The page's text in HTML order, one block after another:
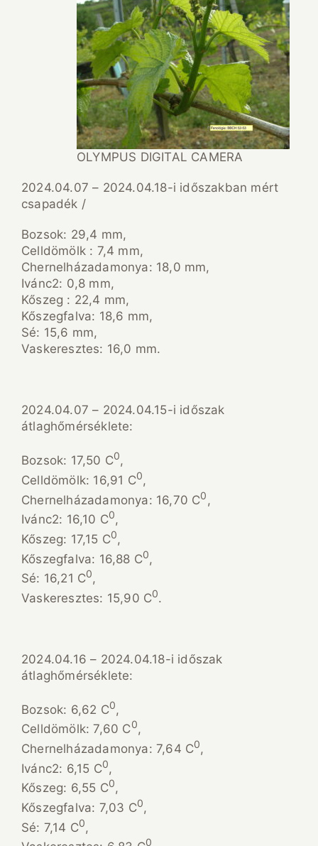
OLYMPUS DIGITAL CAMERA
2024.04.07 – 2024.04.18-i időszakban mért
csapadék /
Bozsok: 29,4 mm,
Celldömölk : 7,4 mm,
Chernelházadamonya: 18,0 mm,
Ivánc2: 0,8 mm,
Kőszeg : 22,4 mm,
Kőszegfalva: 18,6 mm,
Sé: 15,6 mm,
Vaskeresztes: 16,0 mm.
2024.04.07 – 2024.04.15-i időszak
átlaghőmérséklete:
Bozsok: 17,50 C0,
Celldömölk: 16,91 C0,
Chernelházadamonya: 16,70 C0 ,
Ivánc2: 16,10 C0,
Kőszeg: 17,15 C0,
Kőszegfalva: 16,88 C0,
Sé: 16,21 C0,
Vaskeresztes: 15,90 C0.
2024.04.16 – 2024.04.18-i időszak
átlaghőmérséklete:
Bozsok: 6,62 C0,
Celldömölk: 7,60 C0,
Chernelházadamonya: 7,64 C0,
Ivánc2: 6,15 C0,
Kőszeg: 6,55 C0,
Kőszegfalva: 7,03 C0,
Sé: 7,14 C0,
0